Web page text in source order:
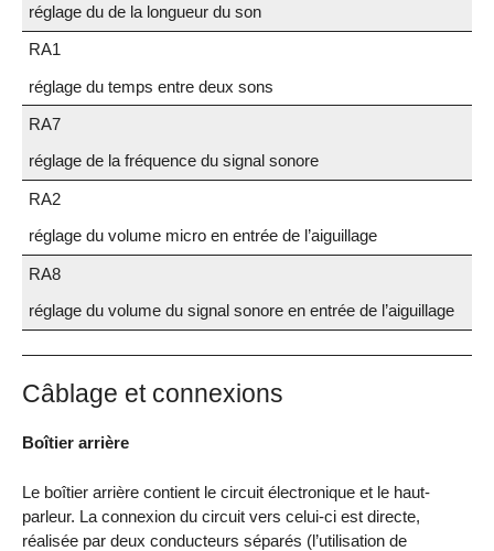
réglage du de la longueur du son
RA1
réglage du temps entre deux sons
RA7
réglage de la fréquence du signal sonore
RA2
réglage du volume micro en entrée de l’aiguillage
RA8
réglage du volume du signal sonore en entrée de l’aiguillage
Câblage et connexions
Boîtier arrière
Le boîtier arrière contient le circuit électronique et le haut-
parleur. La connexion du circuit vers celui-ci est directe,
réalisée par deux conducteurs séparés (l’utilisation de